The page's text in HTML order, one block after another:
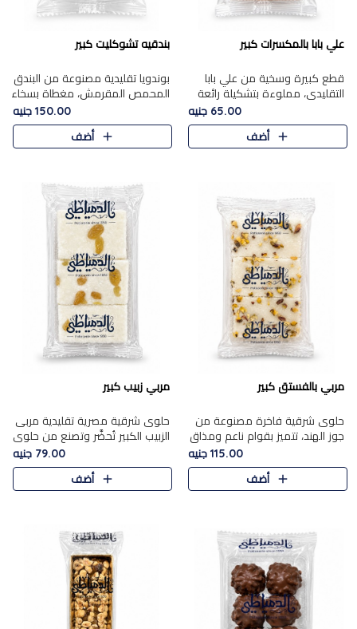
علي بابا بالمكسرات كبير
قطع كبيرة وسخية من علي بابا
التقليدي، مملوءة بتشكيلة رائعة
من المكسرات المحمصة المحمرة.
65.00 جنيه
أضف
بندقيه تشوكليت كبير
بوندويا تقليدية مصنوعة من البندق
المحمص المقرمش، مغطاة بسخاء
بشوكولاتة فاخرة غنية لتحقيق
التوازن المثالي بين قوام القرمشة
ونكهة الشوكولاتة ا..
150.00 جنيه
أضف
مربي بالفستق كبير
حلوى شرقية فاخرة مصنوعة من
جوز الهند، تتميز بقوام ناعم ومذاق
غني، وتزين بقطع من الفستق
الفاخر التي تضيف عليها قرمشة
115.00 جنيه
أضف
مربي زبيب كبير
حلوى شرقية مصرية تقليدية مربى
الزبيب الكبير تُحضَّر وتصنع من حلوي
جوز الهند باسد بقوام طري ومذاق
غني، وتُزين وتغطا بحبات الزبيب
الذهبي التي ..
79.00 جنيه
أضف